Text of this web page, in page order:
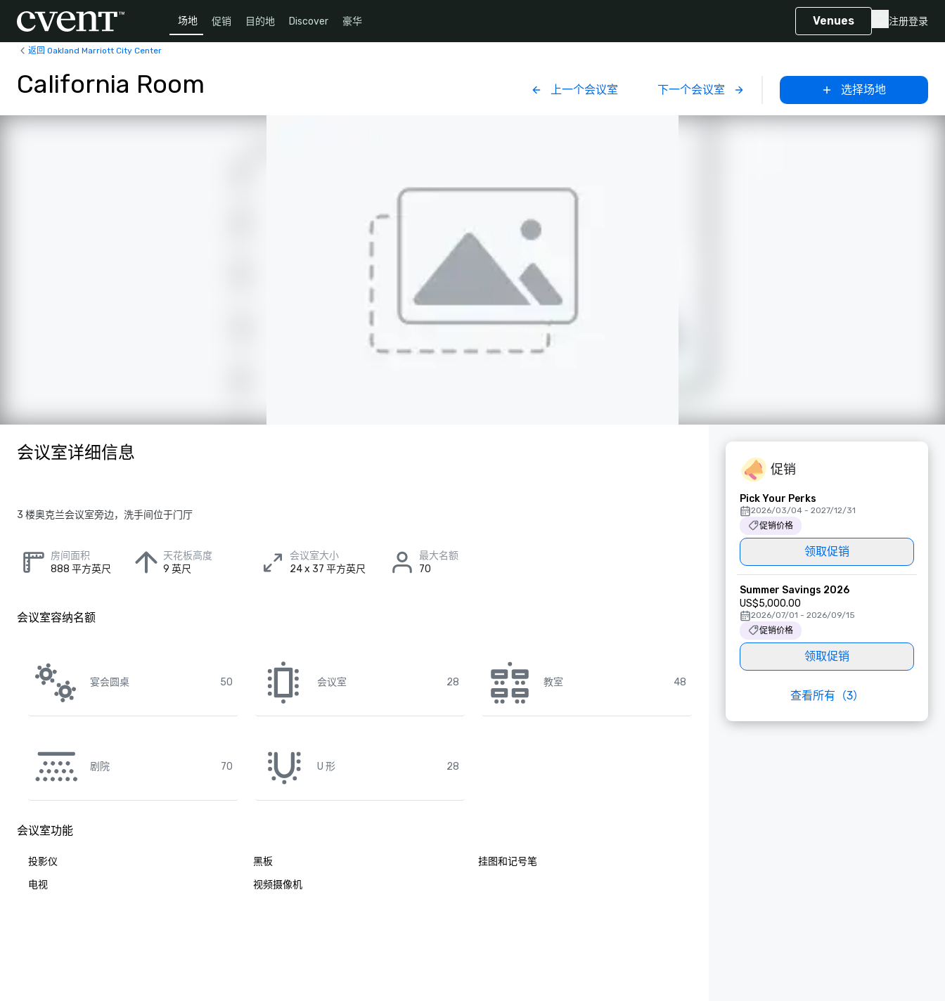
场地 促销 目的地 Discover 豪华 Venues 注册登录
返回 Oakland Marriott City Center
California Room 上一个会议室 下一个会议室 选择场地
会议室详细信息
3 楼奥克兰会议室旁边，洗手间位于门厅
房间面积
888 平方英尺
天花板高度
9 英尺
会议室大小
24 x 37 平方英尺
最大名额
70
会议室容纳名额
宴会圆桌 50 会议室 28 教室 48
剧院 70 U 形 28
会议室功能
投影仪 黑板
挂图和记号笔
电视
视频摄像机
促销
Pick Your Perks
2026/03/04 - 2027/12/31
促销价格
领取促销
Summer Savings 2026
US$5,000.00
2026/07/01 - 2026/09/15
促销价格
领取促销
查看所有（3）